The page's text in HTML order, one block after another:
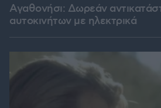
Αγαθονήσι: Δωρεάν
αυτοκινήτων με ηλεκτρικά